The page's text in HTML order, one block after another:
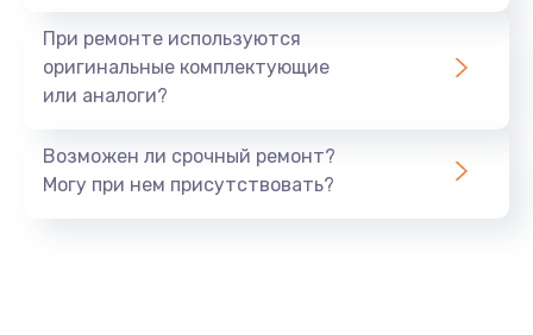
При ремонте используются
оригинальные комплектующие
или аналоги?
Возможен ли срочный ремонт?
Могу при нем присутствовать?